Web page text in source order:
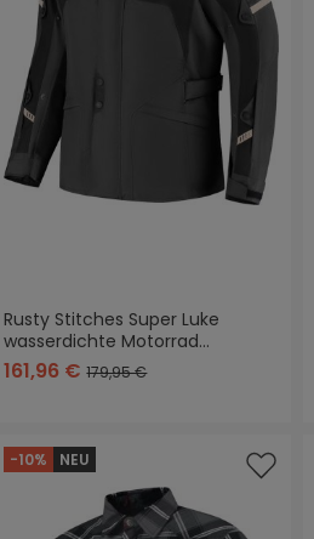
Rusty Stitches Super Luke
wasserdichte Motorrad
Textiljacke
161,96 €179,95 €
-10% NEU